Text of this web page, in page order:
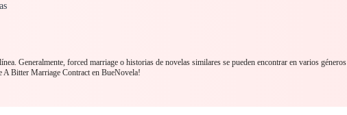
Generalmente, forced marriage o historias de novelas similares se pueden encontrar en varios géneros
A Bitter Marriage Contract en BueNovela!